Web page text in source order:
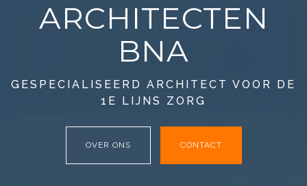
ARCHITECTEN
BNA
GESPECIALISEERD ARCHITECT VOOR DE
1E LIJNS ZORG
OVER ONS CONTACT